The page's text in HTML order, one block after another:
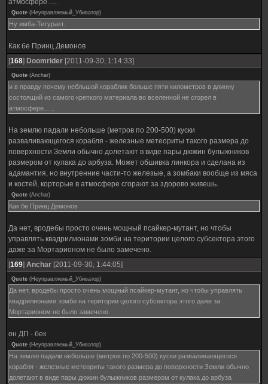
атмосфере......
Quote (Неуправляемый_Убиватор)
Ну имба-Тетуракт.
Как бе Принц Демонов
[168] Doomrider [2011-09-30, 1:14:33]
Quote (Anchar)
и в правду почему небльшой кораблик больше пяти километров в длинну
состоящий из самого крепкого материала во вселенной не сгорел в
атмосфере......
На землю падали небольше (метров по 200-500) куски
разваливающегося корабля - железные метеориты такого размера до
поверхности Земли обычно долетают в виде пары дюжин булыжников
размером от кулака до арбуза. Может обшивка линкора и сделана из
адамантия, но внутренние части-то железые, а зомбаки вообще из мяса
и костей, корторые в атмосфере сгорают за здорово живешь.
Quote (Anchar)
Как бе Принц Демонов
Да нет, вродебы просто очень мощный псайкер-мутант, но чтобы
управлять квадрилионами зомби на територии целого субсектора этого
даже за Мортарионом не было замечено.
[169] Anchar [2011-09-30, 1:44:05]
Quote (Неуправляемый_Убиватор)
Да нет, вродебы просто очень мощный псайкер-мутант, но чтобы управлять
квадрилионами зомби на територии целого субсектора этого даже за
Мортарионом не было замечено.
он ДП - бек
Quote (Неуправляемый_Убиватор)
На землю падали небольше (метров по 200-500) куски разваливающегося
корабля - железные метеориты такого размера до поверхности Земли обычно
долетают в виде пары дюжин булыжников размером от кулака до арбуза